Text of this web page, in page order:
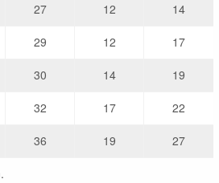
27 12 14
29 12 17
30 14 19
32 17 22
36 19 27